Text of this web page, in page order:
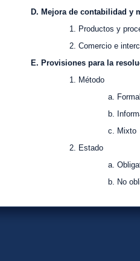
Mejora de contabilidad y
Productos y
Comercio e
Provisiones para la
Método
Formal
Mixto
Estado
No